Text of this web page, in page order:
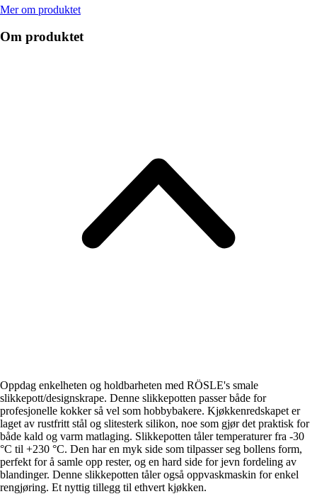
Mer om produktet
Om produktet
Oppdag enkelheten og holdbarheten med RÖSLE's smale
slikkepott/designskrape. Denne slikkepotten passer både for
profesjonelle kokker så vel som hobbybakere. Kjøkkenredskapet er
laget av rustfritt stål og slitesterk silikon, noe som gjør det praktisk for
både kald og varm matlaging. Slikkepotten tåler temperaturer fra -30
°C til +230 °C. Den har en myk side som tilpasser seg bollens form,
perfekt for å samle opp rester, og en hard side for jevn fordeling av
blandinger. Denne slikkepotten tåler også oppvaskmaskin for enkel
rengjøring. Et nyttig tillegg til ethvert kjøkken.